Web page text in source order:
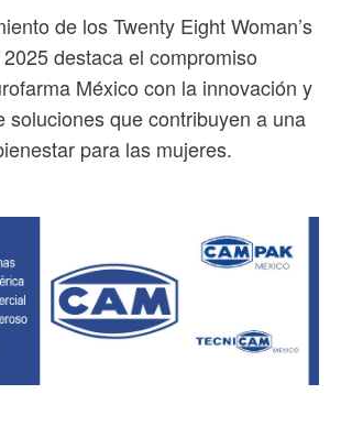
de los Twenty Eight Woman’s
destaca el compromiso
México con la innovación y
soluciones que contribuyen a una
para las mujeres.